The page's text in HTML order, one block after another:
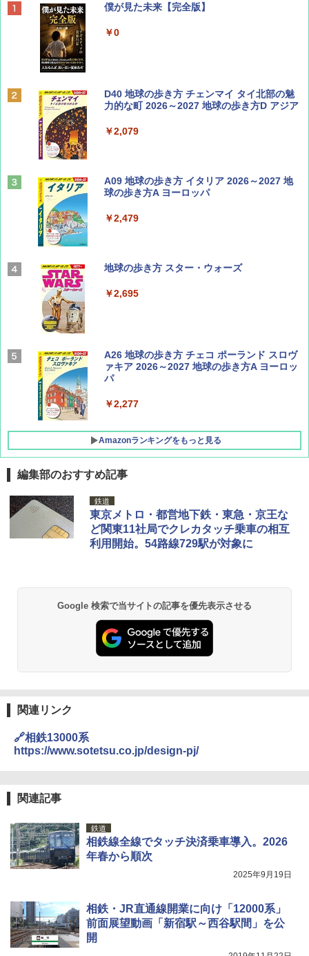
ディズニーファン ２０２６年 ９月号 [雑
BE-PAL(ビ-パル) 2026年 9 月号【特別付録:
SOTO ミニマル"旅"財布 ランダム2種】
￥1,500
山と溪谷 2026年8月号「南アルプス大全」
Coyote No.89 特集 星野道夫 夢見る旅
￥1,540
AIRLINE（エアライン）2026年9月号【特
集】ボーイング110周年を祝して！
僕が見た未来【完全版】
￥0
D40 地球の歩き方 チェンマイ タイ北部の魅
力的な町 2026～2027 地球の歩き方D アジア
￥2,079
A09 地球の歩き方 イタリア 2026～2027 地
球の歩き方A ヨーロッパ
￥2,479
地球の歩き方 スター・ウォーズ
￥2,695
A26 地球の歩き方 チェコ ポーランド スロヴ
ァキア 2026～2027 地球の歩き方A ヨーロッ
パ
￥2,277
Amazonランキングをもっと見る
[キャンパーズコレクション 山善] ポップアッ
プテント 傘みたいに広げて畳める パッとサ
ッとサンシェード キューブ フルクローズ メ
ッシュ 簡単設置 ワンタッチテント キャンプ
&ハイキング カーキ PATC-150(KH)
PYKES PEAK (パイクスピーク) 着替えテン
ト プライバシー テント 【中が透けない】 1
人用 折りたたみ 防災グッズ 災害用トイレ ビ
ーチ ピクニック ポップアップテント 携帯 簡
易 トイレテント (グレー)
500002(88859)
ーティング フルクローズ メッシュ 3-4人用
簡単設置 ポップアップテント エクルベージ
ュ(BC仕様) PATC-150B(EB)
[キャンパーズコレクション 山善] 傘みたいに
広げるだけ パッとサッとテント キューブワ
DEWEL パラソル 大型 ビーチ アウトドアパ
ラソル ガーデン サイトシート付 折りたたみ
防水 UVカット 4段階高さ調整 軽量 収納袋付
き
026リニューアル 急速冷凍 空間倍増 衛生的
コンパクト 保冷力長持ち
￥2,980
関の購入実績 登山・キャンプ・アウトドア・
防災用品 長期保存可能 緊急時用 日本国内発
BUNDOK(バンドック)ソロ ドーム 1 EX BDK
-08EX カーキ ソロキャンプ ポリエステル フ
レーム ドーム型 テント
着替えテント トイレテント 透けない【換気
通気窓付き】収納袋付き UVカット 防水 防災
編集部のおすすめ記事
鉄道
東京メトロ・都営地下鉄・東急・京王な
ど関東11社局でクレカタッチ乗車の相互
利用開始。54路線729駅が対象に
Google 検索で当サイトの記事を優先表示させる
関連リンク
🔗相鉄13000系
https://www.sotetsu.co.jp/design-pj/
関連記事
鉄道
相鉄線全線でタッチ決済乗車導入。2026
年春から順次
2025年9月19日
相鉄・JR直通線開業に向け「12000系」
前面展望動画「新宿駅～西谷駅間」を公
開